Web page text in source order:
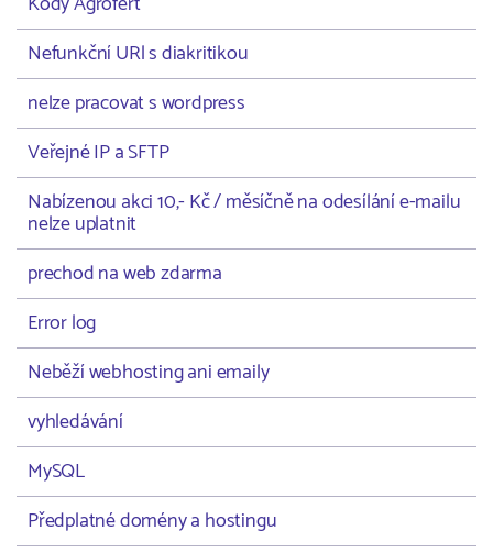
Nefunkční URl s diakritikou
nelze pracovat s wordpress
Veřejné IP a SFTP
Nabízenou akci 10,- Kč / měsíčně na odesílání e-mailu
nelze uplatnit
prechod na web zdarma
Error log
Neběží webhosting ani emaily
vyhledávání
MySQL
Předplatné domény a hostingu